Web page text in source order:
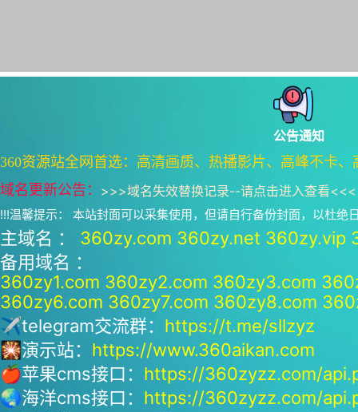
公告通知
360资源站全网首选：高清画质、热播影片、高峰不卡
域名更新公告： >>>域名失效替换记录--请点击进入查看<<<
!!!温馨提示： 本站封面可以采集使用，但请自行备份封面，以杜绝
主域名 ： 360zy.com 360zy.net 360zy.vip
备用域名 ：
360zy1.com 360zy2.com 360zy3.com
360zy6.com 360zy7.com 360zy8.com
✈telegram交流群： https://t.me/sllzyz
🎇演示站： https://www.360aikan.com
🍎苹果cms接口： https://360zyzz.com/
🌏海洋cms接口： https://360zyzz.com/